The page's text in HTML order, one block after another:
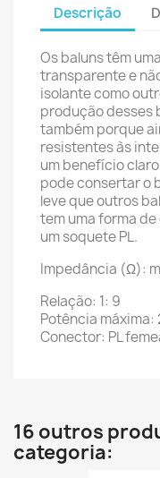
Descrição
Os baluns têm
transparente e
isolante como
produção desses
também porque
resistentes às
um benefício
pode consertar o
leve que outros
tem uma forma
um soquete PL.
Impedância (Ω):
Relação: 1: 9
Potência máxima:
Conector: PL
16 outros
categoria: